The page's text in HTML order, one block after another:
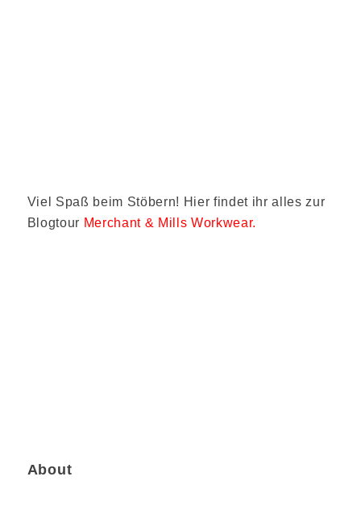
Viel Spaß beim Stöbern! Hier findet ihr alles zur
Blogtour Merchant & Mills Workwear.
About